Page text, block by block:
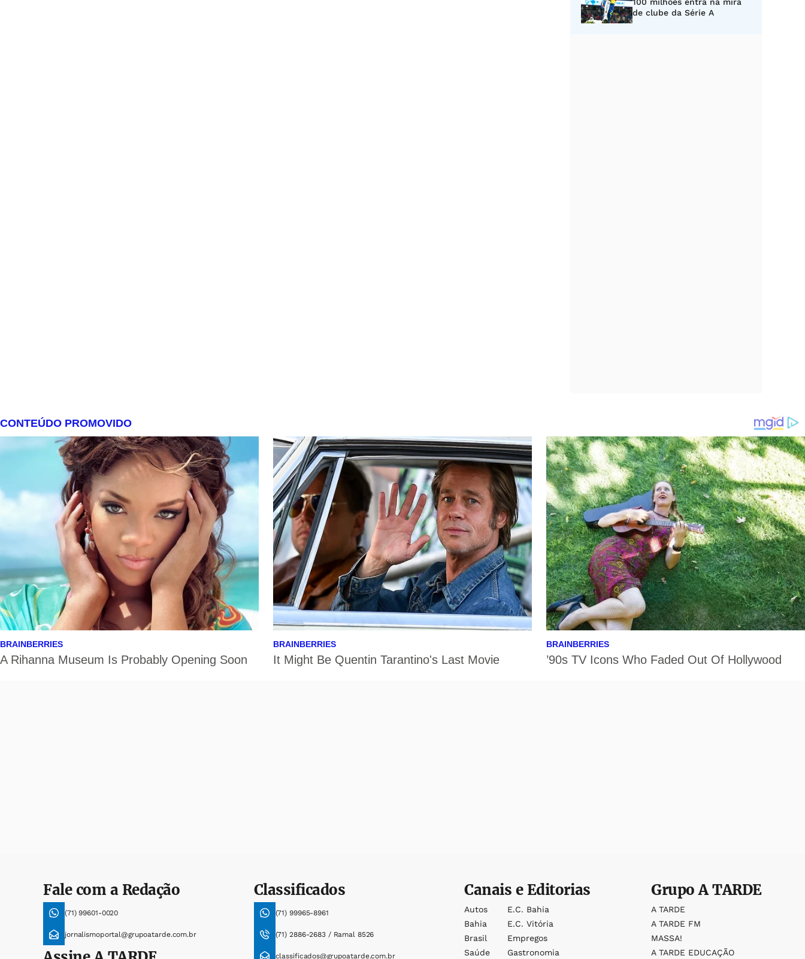
de clube da Série A
Fale com a Redação
(71) 99601-0020
jornalismoportal@grupoatarde.com.br
Classificados
(71) 99965-8961
(71) 2886-2683 / Ramal 8526
classificados@grupoatarde.com.br
Canais e Editorias
Autos
Bahia
Brasil
Saúde
E.c. Bahia
E.c. Vitória
Empregos
Gastronomia
GrupoA TARDE
A TARDE
A TARDE FM
MASSA!
A TARDE EDUCAÇÃO